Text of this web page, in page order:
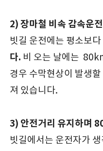
2) 장마철 비속 감속운전
빗길 운전에는 평소보다
다. 비 오는 날에는
경우 수막현상이 발생
져 있습니다.
3) 안전거리 유지하며
빗길에서는 운전자가